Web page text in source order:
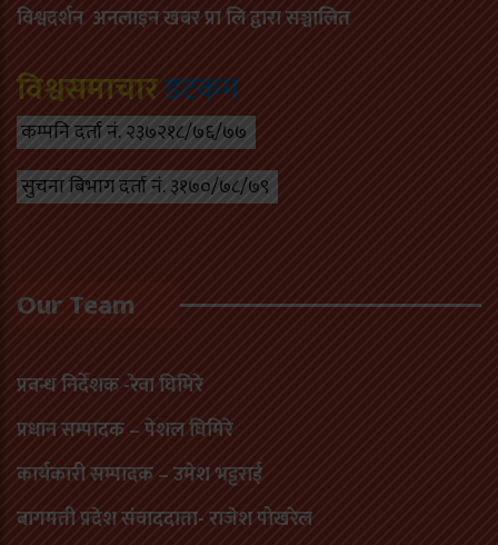
विश्वदर्शन अनलाइन खबर प्रा लि द्वारा सञ्चालित
विश्वसमाचारडटकम
कम्पनि दर्ता नं. २३७२१८/७६/७७
सुचना बिभाग दर्ता नं. ३१७०/७८/७९
Our Team
प्रवन्ध निर्देशक -रेवा घिमिरे
प्रधान सम्पादक – पेशल घिमिरे
कार्यकारी सम्पादक – उमेश भट्टराई
बागमती प्रदेश संवाददाता- राजेश पोखरेल